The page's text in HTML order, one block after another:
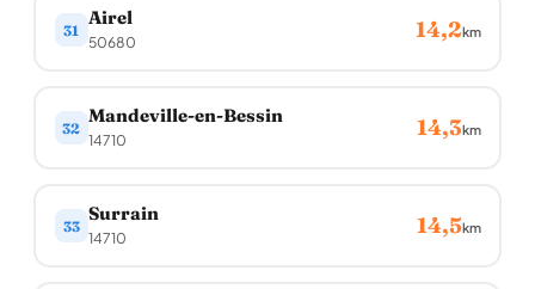
31
Airel
50680 14,2km
32
Mandeville-en-Bessin
14710 14,3km
33
Surrain
14710 14,5km